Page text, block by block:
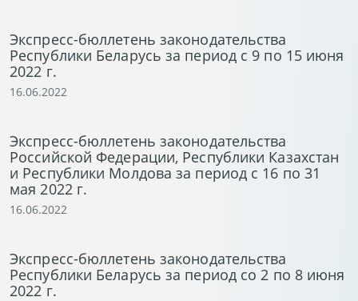
Экспресс-бюллетень законодательства
Республики Беларусь за период с 9 по 15 июня
2022 г.
16.06.2022
Экспресс-бюллетень законодательства
Российской Федерации, Республики Казахстан
и Республики Молдова за период с 16 по 31
мая 2022 г.
16.06.2022
Экспресс-бюллетень законодательства
Республики Беларусь за период со 2 по 8 июня
2022 г.